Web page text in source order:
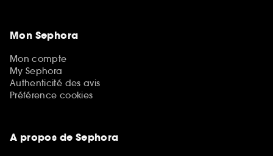
Mon Sephora
Mon compte
My Sephora
Authenticité des avis
Préférence cookies
A propos de Sephora